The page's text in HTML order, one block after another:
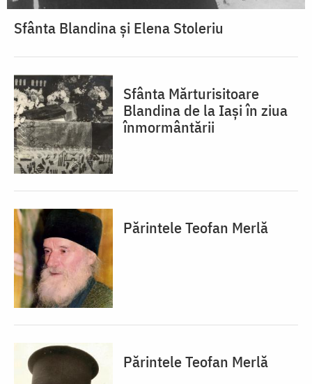
Sfânta Blandina și Elena Stoleriu
Sfânta Mărturisitoare
Blandina de la Iași în ziua
înmormântării
Părintele Teofan Merlă
Părintele Teofan Merlă